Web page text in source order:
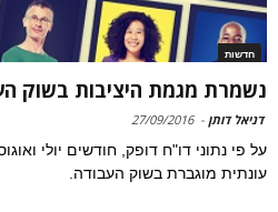
חדשות
נשמרת מגמת היציבות בשוק
דניאל דותן -
27/09/2016
על פי נתוני דו"ח דופק, חודשים יולי
עונתית מוגברת בשוק העבודה.